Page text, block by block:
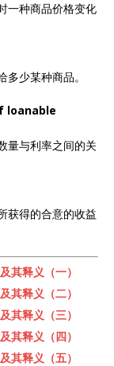
一种商品价格变化
少某种商品。
loanable
量与利率之间的关
获得的合意的收益
其释义（一）
其释义（二）
其释义（三）
其释义（四）
其释义（五）